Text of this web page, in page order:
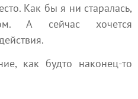
Как бы я ни старалась,
А сейчас хочется
как будто наконец-то